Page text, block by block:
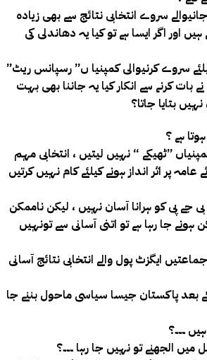
سروے انتخابی نتائج سے بھی زیادہ
اور اگر ایسا ہے تو کیا یہ دھاندلی کی
سروے کرنیوالی کمپنیا ں” رسپانس ریٹ”
بات کرنے سے انکار کیا یہ جاننا بھی بہت
بتایا جاتا؟
ہے ؟
”ٹھیکے “ نہیں لیتیں ، انتخابی مہم
پر اثر انداز ہونے کیلئے کام نہیں کرتیں
جے پی کو ہرانا آسان نہیں ، لیکن ناممکن
ہونے جا رہا ہے تو اتنی آسانی سے تونہیں
ایگزٹ پول والے انتخابی نتائج آسانی
بعد پاکستان جیسا سیاسی ماحول بننے جا
۔۔۔؟
الجھنے تو نہیں جا رہا ۔۔۔؟